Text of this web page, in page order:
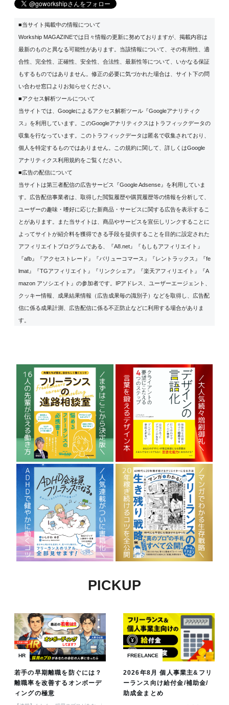
■当サイト掲載中の情報について
Workship MAGAZINEでは日々情報の更新に努めておりますが、掲載内容は
最新のものと異なる可能性があります。当該情報について、その有用性、適
合性、完全性、正確性、安全性、合法性、最新性等について、いかなる保証
もするものではありません。修正の必要に気づかれた場合は、サイト下の問
い合わせ窓口よりお知らせください。
■アクセス解析ツールについて
当サイトでは、Googleによるアクセス解析ツール『Googleアナリティク
ス』を利用しています。このGoogleアナリティクスはトラフィックデータの
収集を行なっています。このトラフィックデータは匿名で収集されており、
個人を特定するものではありません。この規約に関して、詳しくはGoogle
アナリティクス利用規約をご覧ください。
■広告の配信について
当サイトは第三者配信の広告サービス『Google Adsense』を利用していま
す。広告配信事業者は、取得した閲覧履歴や購買履歴等の情報を分析して、
ユーザーの趣味・嗜好に応じた新商品・サービスに関する広告を表示するこ
とがあります。また当サイトは、商品やサービスを宣伝しリンクすることに
よってサイトが紹介料を獲得できる手段を提供することを目的に設定された
アフィリエイトプログラムである、『A8.net』『もしもアフィリエイト』
『afb』『アクセストレード』『バリューコマース』『レントラックス』『fe
lmat』『TGアフィリエイト』『リンクシェア』『楽天アフィリエイト』『A
mazon アソシエイト』の参加者です。IPアドレス、ユーザーエージェント、
クッキー情報、成果結果情報（広告成果毎の識別子）などを取得し、広告配
信に係る成果計測、広告配信に係る不正防止などに利用する場合がありま
す。
PICKUP
HR
若手の早期離職を防ぐには？
離職率を改善するオンボーデ
ィングの極意
FREELANCE
2026年8月 個人事業主&フリ
ーランス向け給付金/補助金/
助成金まとめ